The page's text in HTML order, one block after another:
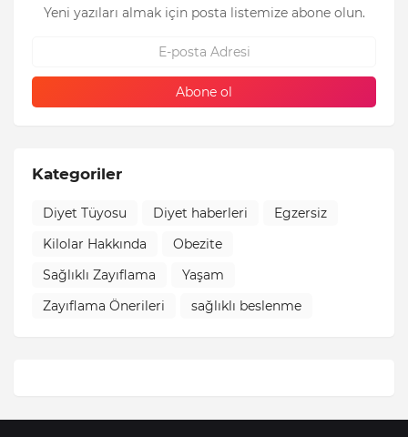
Yeni yazıları almak için posta listemize abone olun.
Kategoriler
Diyet Tüyosu Diyet haberleri
Egzersiz
Kilolar Hakkında
Obezite
Sağlıklı Zayıflama
Yaşam
Zayıflama Önerileri
sağlıklı beslenme